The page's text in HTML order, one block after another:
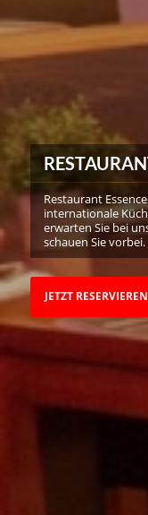
Restaurant
internationale
erwarten Sie bei
schauen Sie vorbei.
JETZT RESERVIEREN